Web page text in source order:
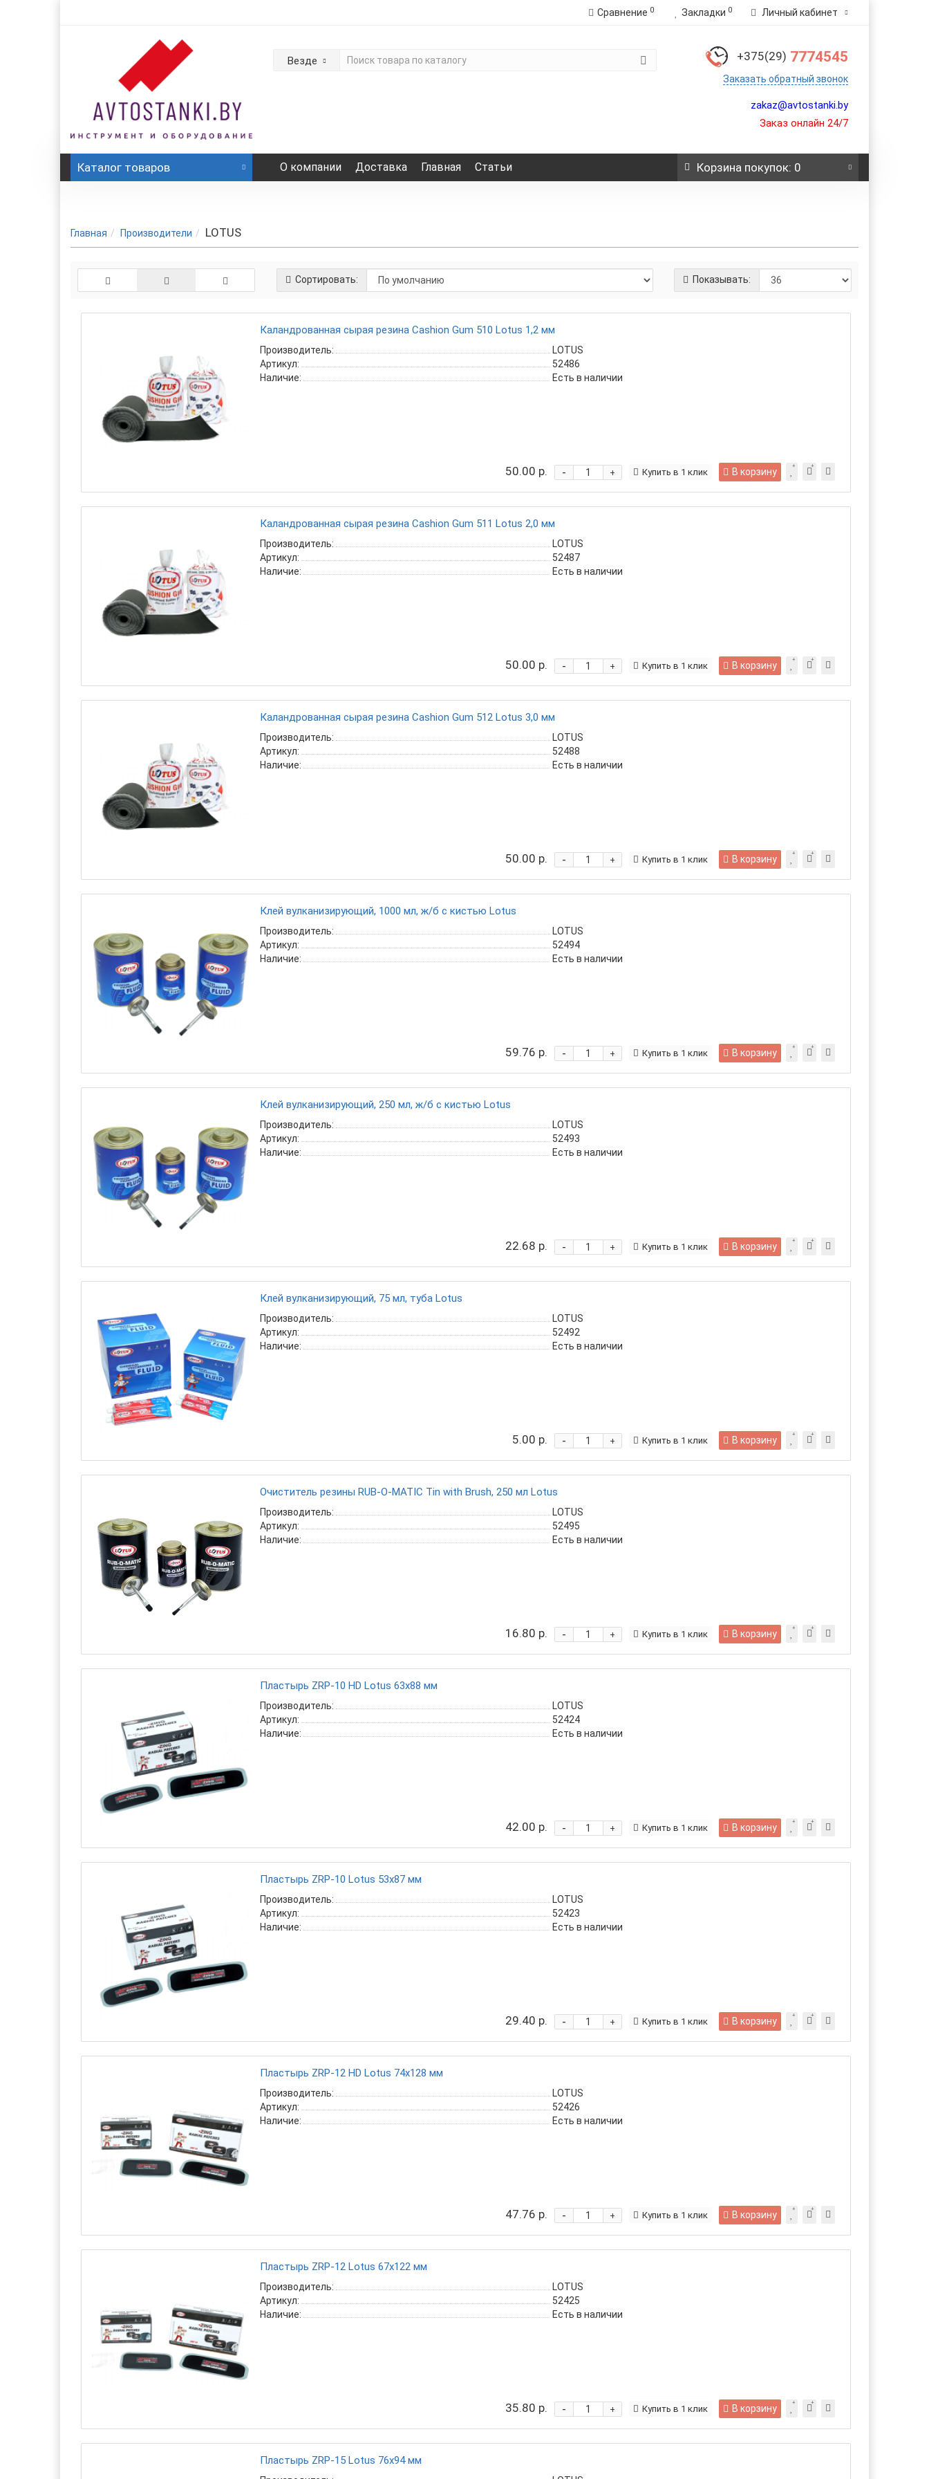
Сравнение 0 Закладки 0 Личный кабинет
Везде +375(29) 7774545
Заказать обратный звонок
zakaz@avtostanki.by
Заказ онлайн 24/7
Каталог товаров О компании Доставка Главная Статьи Корзинапокупок: 0
Главная Производители LOTUS
Сортировать: Показывать:
Каландрованная сырая резина Cashion Gum 510 Lotus 1,2 мм
Производитель:
LOTUS
Артикул:
52486
Наличие:
Есть в наличии
50.00 р. +
- В корзину
Купить в 1 клик
Каландрованная сырая резина Cashion Gum 511 Lotus 2,0 мм
Производитель:
LOTUS
Артикул:
52487
Наличие:
Есть в наличии
50.00 р. +
- В корзину
Купить в 1 клик
Каландрованная сырая резина Cashion Gum 512 Lotus 3,0 мм
Производитель:
LOTUS
Артикул:
52488
Наличие:
Есть в наличии
50.00 р. +
- В корзину
Купить в 1 клик
Клей вулканизирующий, 1000 мл, ж/б с кистью Lotus
Производитель:
LOTUS
Артикул:
52494
Наличие:
Есть в наличии
59.76 р. +
- В корзину
Купить в 1 клик
Клей вулканизирующий, 250 мл, ж/б с кистью Lotus
Производитель:
LOTUS
Артикул:
52493
Наличие:
Есть в наличии
22.68 р. +
- В корзину
Купить в 1 клик
Клей вулканизирующий, 75 мл, туба Lotus
Производитель:
LOTUS
Артикул:
52492
Наличие:
Есть в наличии
5.00 р. +
- В корзину
Купить в 1 клик
Очиститель резины RUB-O-MATIC Tin with Brush, 250 мл Lotus
Производитель:
LOTUS
Артикул:
52495
Наличие:
Есть в наличии
16.80 р. +
- В корзину
Купить в 1 клик
Пластырь ZRP-10 HD Lotus 63х88 мм
Производитель:
LOTUS
Артикул:
52424
Наличие:
Есть в наличии
42.00 р. +
- В корзину
Купить в 1 клик
Пластырь ZRP-10 Lotus 53x87 мм
Производитель:
LOTUS
Артикул:
52423
Наличие:
Есть в наличии
29.40 р. +
- В корзину
Купить в 1 клик
Пластырь ZRP-12 HD Lotus 74х128 мм
Производитель:
LOTUS
Артикул:
52426
Наличие:
Есть в наличии
47.76 р. +
- В корзину
Купить в 1 клик
Пластырь ZRP-12 Lotus 67х122 мм
Производитель:
LOTUS
Артикул:
52425
Наличие:
Есть в наличии
35.80 р. +
- В корзину
Купить в 1 клик
Пластырь ZRP-15 Lotus 76х94 мм